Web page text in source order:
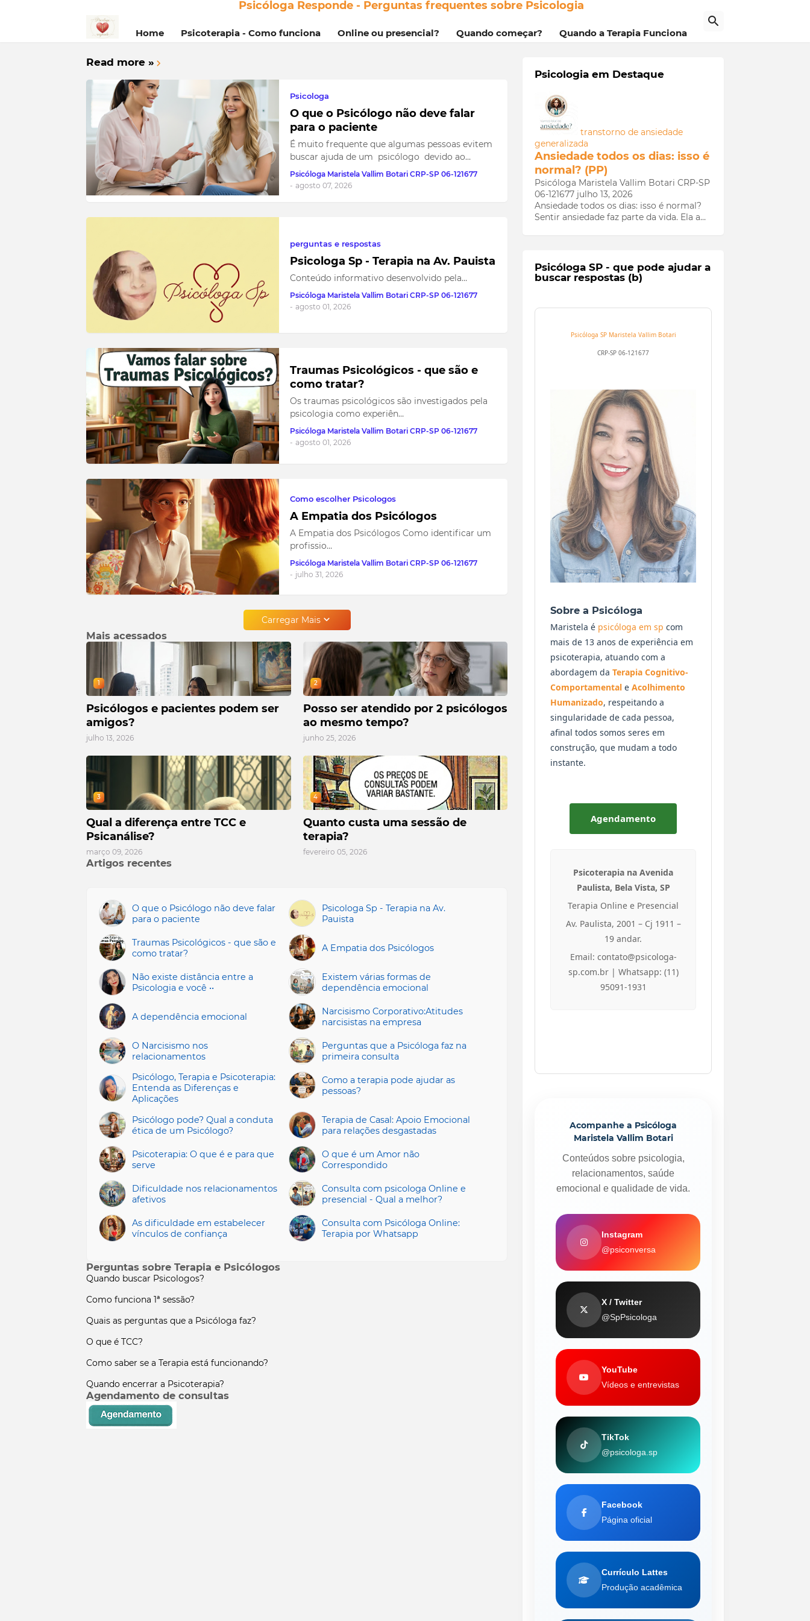
Psicóloga Responde - Perguntas frequentes sobre Psicologia
Home Psicoterapia - Como funciona Online ou presencial? Quando começar? Quando a Terapia Funciona
Read more »
Psicologa
O que o Psicólogo não deve falar
para o paciente
É muito frequente que algumas pessoas evitem
buscar ajuda de um psicólogo devido ao…
Psicóloga Maristela Vallim Botari CRP-SP 06-121677
- agosto 07, 2026
perguntas e respostas
Psicologa Sp - Terapia na Av. Pauista
Conteúdo informativo desenvolvido pela…
Psicóloga Maristela Vallim Botari CRP-SP 06-121677
- agosto 01, 2026
Traumas Psicológicos - que são e
como tratar?
Os traumas psicológicos são investigados pela
psicologia como experiên…
Psicóloga Maristela Vallim Botari CRP-SP 06-121677
- agosto 01, 2026
Como escolher Psicologos
A Empatia dos Psicólogos
A Empatia dos Psicólogos Como identificar um
profissio…
Psicóloga Maristela Vallim Botari CRP-SP 06-121677
- julho 31, 2026
Carregar Mais
Mais acessados
1
Psicólogos e pacientes podem ser
amigos?
julho 13, 2026
2
Posso ser atendido por 2 psicólogos
ao mesmo tempo?
junho 25, 2026
3
Qual a diferença entre TCC e
Psicanálise?
março 09, 2026
4
Quanto custa uma sessão de
terapia?
fevereiro 05, 2026
Artigos recentes
O que o Psicólogo não deve falar
para o paciente
Psicologa Sp - Terapia na Av.
Pauista
Traumas Psicológicos - que são e
como tratar?
A Empatia dos Psicólogos
Não existe distância entre a
Psicologia e você ••
Existem várias formas de
dependência emocional
A dependência emocional
Narcisismo Corporativo:Atitudes
narcisistas na empresa
O Narcisismo nos
relacionamentos
Perguntas que a Psicóloga faz na
primeira consulta
Psicólogo, Terapia e Psicoterapia:
Entenda as Diferenças e
Aplicações
Como a terapia pode ajudar as
pessoas?
Psicólogo pode? Qual a conduta
ética de um Psicólogo?
Terapia de Casal: Apoio Emocional
para relações desgastadas
Psicoterapia: O que é e para que
serve
O que é um Amor não
Correspondido
Dificuldade nos relacionamentos
afetivos
Consulta com psicologa Online e
presencial - Qual a melhor?
As dificuldade em estabelecer
vínculos de confiança
Consulta com Psicóloga Online:
Terapia por Whatsapp
Perguntas sobre Terapia e Psicólogos
Quando buscar Psicologos?
Como funciona 1ª sessão?
Quais as perguntas que a Psicóloga faz?
O que é TCC?
Como saber se a Terapia está funcionando?
Quando encerrar a Psicoterapia?
Agendamento de consultas
Psicologia em Destaque
transtorno de ansiedade
generalizada
Ansiedade todos os dias: isso é
normal? (PP)
Psicóloga Maristela Vallim Botari CRP-SP
06-121677 julho 13, 2026
Ansiedade todos os dias: isso é normal?
Sentir ansiedade faz parte da vida. Ela a…
Psicóloga SP - que pode ajudar a
buscar respostas (b)
Psicóloga SP Maristela Vallim Botari
CRP-SP 06-121677
Sobre a Psicóloga
Maristela é psicóloga em sp com
mais de 13 anos de experiência em
psicoterapia, atuando com a
abordagem da Terapia Cognitivo-
Comportamental e Acolhimento
Humanizado, respeitando a
singularidade de cada pessoa,
afinal todos somos seres em
construção, que mudam a todo
instante.
Agendamento
Psicoterapia na Avenida
Paulista, Bela Vista, SP
Terapia Online e Presencial
Av. Paulista, 2001 – Cj 1911 –
19 andar.
Email: contato@psicologa-
sp.com.br | Whatsapp: (11)
95091-1931
Acompanhe a Psicóloga
Maristela Vallim Botari
Conteúdos sobre psicologia,
relacionamentos, saúde
emocional e qualidade de vida.
Instagram
@psiconversa
X / Twitter
@SpPsicologa
YouTube
Vídeos e entrevistas
TikTok
@psicologa.sp
Facebook
Página oficial
Currículo Lattes
Produção acadêmica